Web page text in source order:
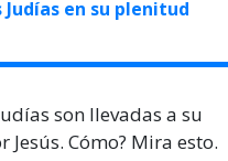
Judías en su plenitud
son llevadas a su
Cómo? Mira esto.